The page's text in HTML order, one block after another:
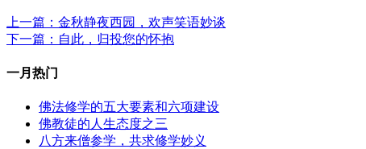
上一篇：金秋静夜西园，欢声笑语妙谈
下一篇：自此，归投您的怀抱
一月热门
佛法修学的五大要素和六项建设
佛教徒的人生态度之三
八方来僧参学，共求修学妙义